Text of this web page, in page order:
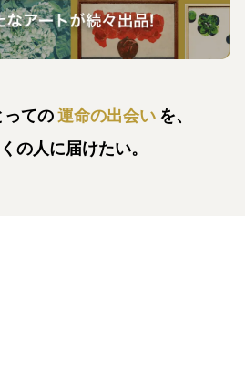
っての運命の出会い を、
の人に届けたい。